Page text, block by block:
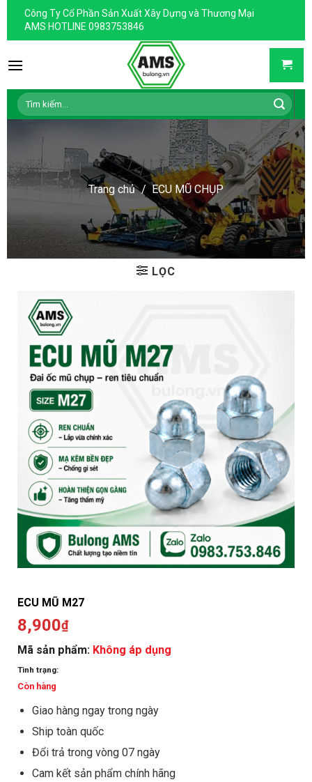
content
Công Ty Cổ Phần Sản Xuất Xây Dựng và Thương Mại
AMS HOTLINE 0983753846
Tìm
kiếm:
Trang chủ / ECU MŨ CHỤP
LỌC
ECU MŨ M27
8,900₫
Mã sản phẩm: Không áp dụng
Tình trạng:
Còn hàng
Giao hàng ngay trong ngày
Ship toàn quốc
Đổi trả trong vòng 07 ngày
Cam kết sản phẩm chính hãng